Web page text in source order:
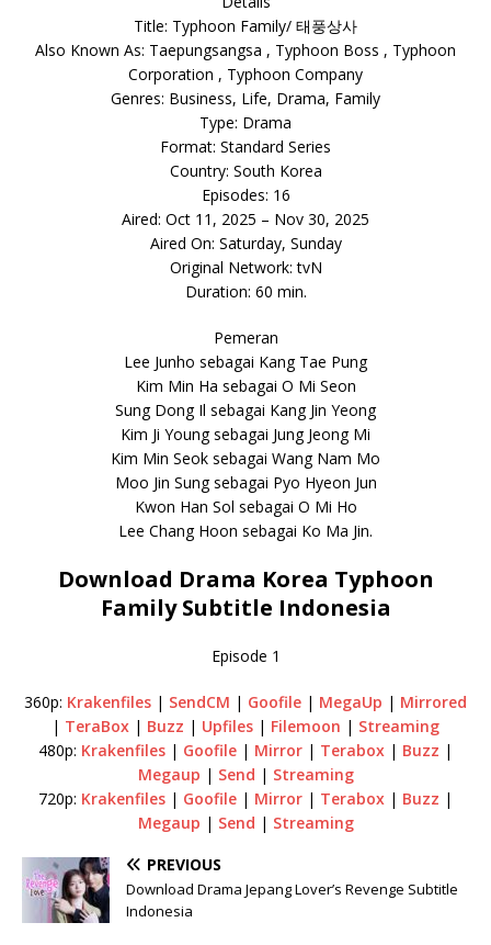
Title: Typhoon Family/ 태풍상사
Also Known As: Taepungsangsa , Typhoon Boss , Typhoon
Corporation , Typhoon Company
Genres: Business, Life, Drama, Family
Type: Drama
Format: Standard Series
Country: South Korea
Episodes: 16
Aired: Oct 11, 2025 – Nov 30, 2025
Aired On: Saturday, Sunday
Original Network: tvN
Duration: 60 min.
Pemeran
Lee Junho sebagai Kang Tae Pung
Kim Min Ha sebagai O Mi Seon
Sung Dong Il sebagai Kang Jin Yeong
Kim Ji Young sebagai Jung Jeong Mi
Kim Min Seok sebagai Wang Nam Mo
Moo Jin Sung sebagai Pyo Hyeon Jun
Kwon Han Sol sebagai O Mi Ho
Lee Chang Hoon sebagai Ko Ma Jin.
Download Drama Korea Typhoon
Family Subtitle Indonesia
Episode 1
360p: Krakenfiles | SendCM | Goofile | MegaUp | Mirrored
| TeraBox | Buzz | Upfiles | Filemoon | Streaming
480p: Krakenfiles | Goofile | Mirror | Terabox | Buzz |
Megaup | Send | Streaming
720p: Krakenfiles | Goofile | Mirror | Terabox | Buzz |
Megaup | Send | Streaming
PREVIOUS
Download Drama Jepang Lover’s Revenge Subtitle
Indonesia